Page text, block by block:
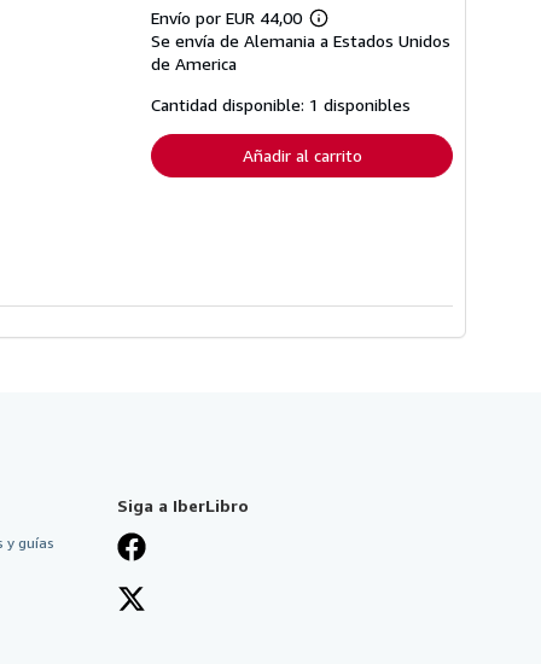
Envío por EUR 44,00
Más
información
tarifas
de
envío
Se envía de Alemania a Estados Unidos
de America
Cantidad disponible: 1 disponibles
Añadir al carrito
y guías
Siga a IberLibro